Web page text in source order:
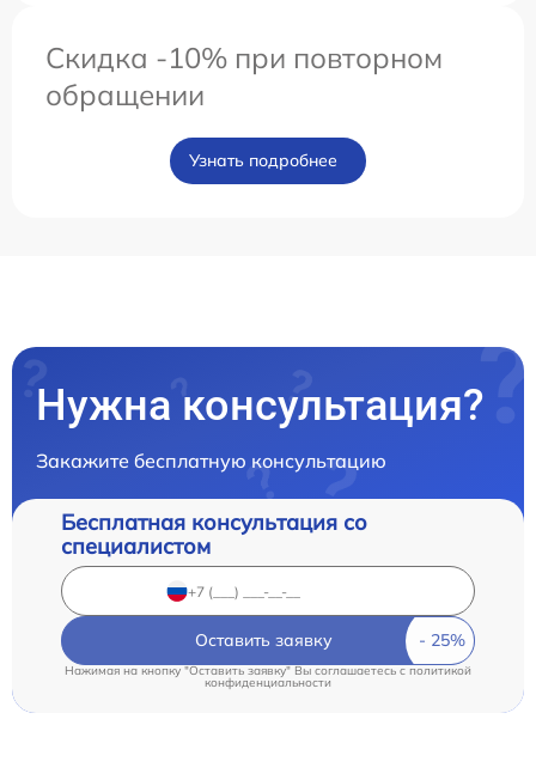
Скидка -10% при повторном
обращении
Узнать подробнее
Нужна консультация?
Закажите бесплатную консультацию
Бесплатная консультация со
специалистом
Оставить заявку
Нажимая на кнопку "Оставить заявку" Вы соглашаетесь c политикой
конфиденциальности